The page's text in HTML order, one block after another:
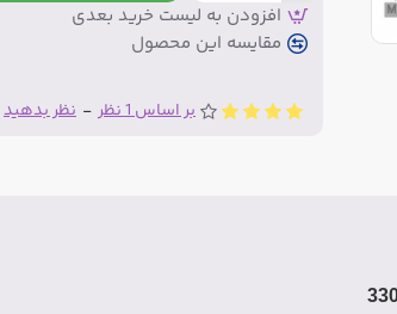
بر اساس 1 نظر - نظر بدهید
افزودن به لیست خرید بعدی
مقایسه این محصول